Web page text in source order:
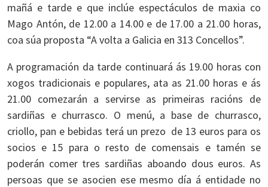
mañá e tarde e que inclúe espectáculos de maxia co
Mago Antón, de 12.00 a 14.00 e de 17.00 a 21.00 horas,
coa súa proposta “A volta a Galicia en 313 Concellos”.
A programación da tarde continuará ás 19.00 horas con
xogos tradicionais e populares, ata as 21.00 horas e ás
21.00 comezarán a servirse as primeiras racións de
sardiñas e churrasco. O menú, a base de churrasco,
criollo, pan e bebidas terá un prezo de 13 euros para os
socios e 15 para o resto de comensais e tamén se
poderán comer tres sardiñas aboando dous euros. As
persoas que se asocien ese mesmo día á entidade no